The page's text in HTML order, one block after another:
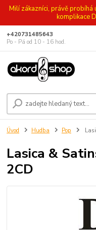
Milí zákazníci, právě
komplikace
+420731485643
Po - Pá od 10 - 16 hod.
Úvod Hudba Pop
Lasica &
2CD